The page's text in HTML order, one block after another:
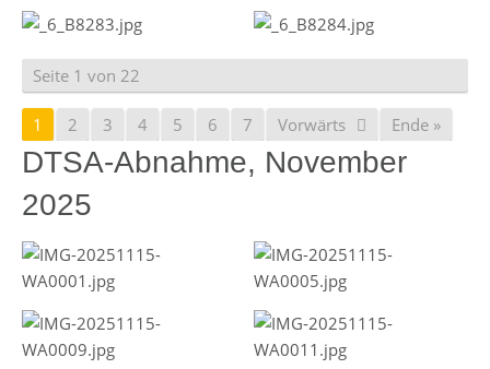
Seite 1 von 22
1 2 3 4 5 6 7 Vorwärts Ende »
DTSA-Abnahme, November
2025